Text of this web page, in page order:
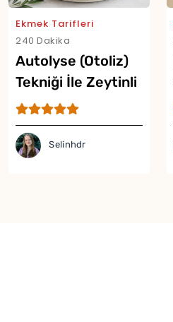
Ekmek Tarifleri
240 Dakika
Autolyse (Otoliz)
Tekniği İle Zeytinli
Artisan Ekmek
Tarifi
Selinhdr